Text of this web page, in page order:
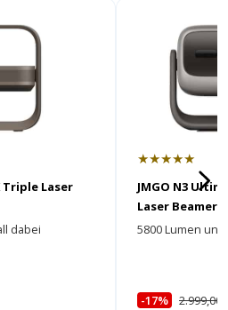
Triple Laser
dabei
★★★★★
JMGO N3
Laser Beamer
5800 Lumen
-17% 2.999,00